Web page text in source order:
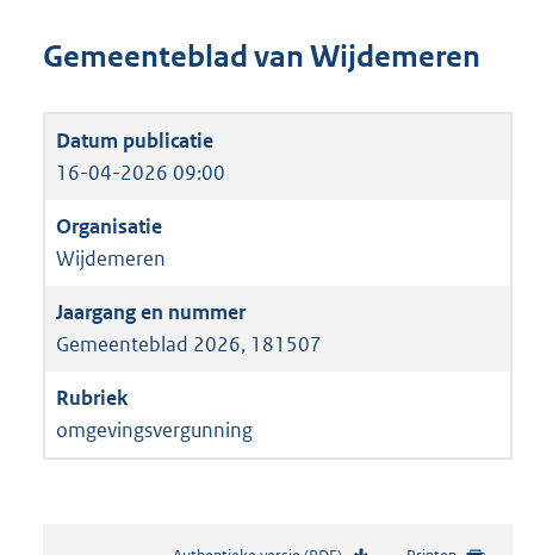
Gemeenteblad van Wijdemeren
16-04-2026 09:00
Wijdemeren
Gemeenteblad 2026, 181507
omgevingsvergunning